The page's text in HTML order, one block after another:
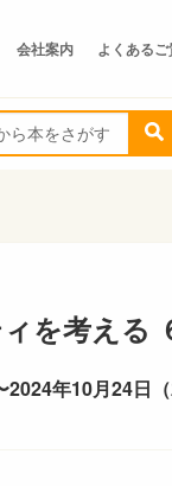
会社案内 よくある
を考える
年10月24日（